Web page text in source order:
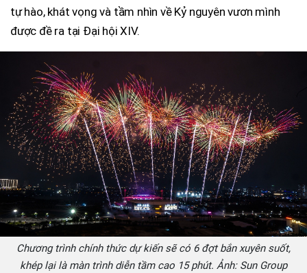
tự hào, khát vọng và tầm nhìn về Kỷ nguyên vươn mình
được đề ra tại Đại hội XIV.
Chương trình chính thức dự kiến sẽ có 6 đợt bắn xuyên suốt,
khép lại là màn trình diễn tầm cao 15 phút. Ảnh: Sun Group